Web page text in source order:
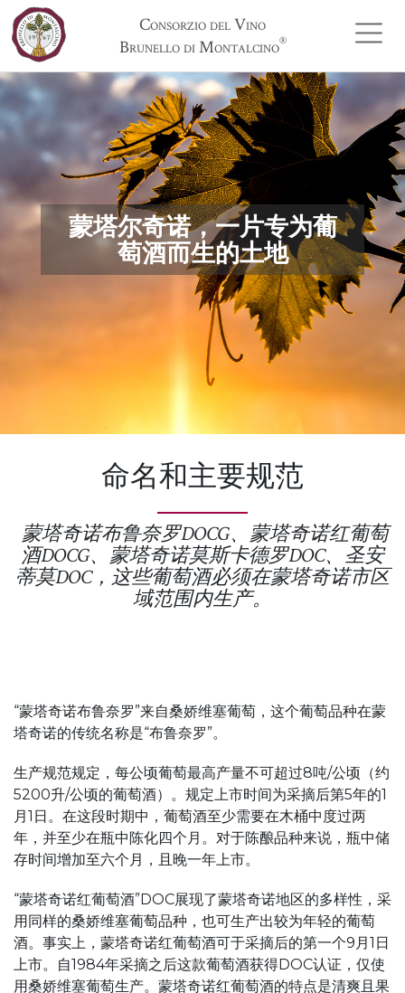
Consorzio del Vino
Brunello di Montalcino®
蒙塔尔奇诺，一片专为葡
萄酒而生的土地
命名和主要规范
蒙塔奇诺布鲁奈罗DOCG、蒙塔奇诺红葡萄
酒DOCG、蒙塔奇诺莫斯卡德罗DOC、圣安
蒂莫DOC，这些葡萄酒必须在蒙塔奇诺市区
域范围内生产。
“蒙塔奇诺布鲁奈罗”来自桑娇维塞葡萄，这个葡萄品种在蒙
塔奇诺的传统名称是“布鲁奈罗”。
生产规范规定，每公顷葡萄最高产量不可超过8吨/公顷（约
5200升/公顷的葡萄酒）。规定上市时间为采摘后第5年的1
月1日。在这段时期中，葡萄酒至少需要在木桶中度过两
年，并至少在瓶中陈化四个月。对于陈酿品种来说，瓶中储
存时间增加至六个月，且晚一年上市。
“蒙塔奇诺红葡萄酒”DOC展现了蒙塔奇诺地区的多样性，采
用同样的桑娇维塞葡萄品种，也可生产出较为年轻的葡萄
酒。事实上，蒙塔奇诺红葡萄酒可于采摘后的第一个9月1日
上市。自1984年采摘之后这款葡萄酒获得DOC认证，仅使
用桑娇维塞葡萄生产。蒙塔奇诺红葡萄酒的特点是清爽且果